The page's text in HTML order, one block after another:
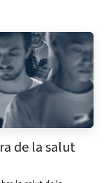
de la salut